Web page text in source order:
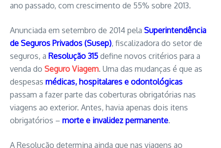
ano passado, com crescimento de 55% sobre 2013.
Anunciada em setembro de 2014 pela Superintendência
de Seguros Privados (Susep), fiscalizadora do setor de
seguros, a Resolução 315 define novos critérios para a
venda do Seguro Viagem. Uma das mudanças é que as
despesas médicas, hospitalares e odontológicas
passam a fazer parte das coberturas obrigatórias nas
viagens ao exterior. Antes, havia apenas dois itens
obrigatórios – morte e invalidez permanente.
A Resolução determina ainda que nas viagens ao